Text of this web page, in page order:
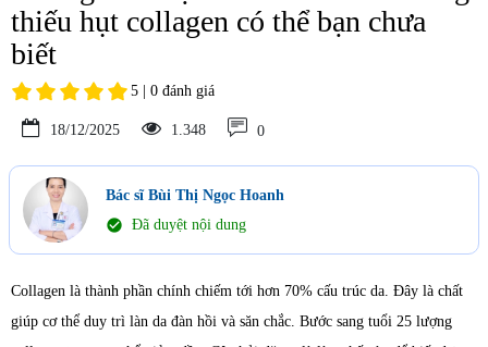
thiếu hụt collagen có thể bạn chưa
biết
5 | 0 đánh giá
18/12/2025 1.348 0
Bác sĩ Bùi Thị Ngọc Hoanh
check_circle Đã duyệt nội dung
Collagen là thành phần chính chiếm tới hơn 70% cấu trúc da. Đây là chất
giúp cơ thể duy trì làn da đàn hồi và săn chắc. Bước sang tuổi 25 lượng